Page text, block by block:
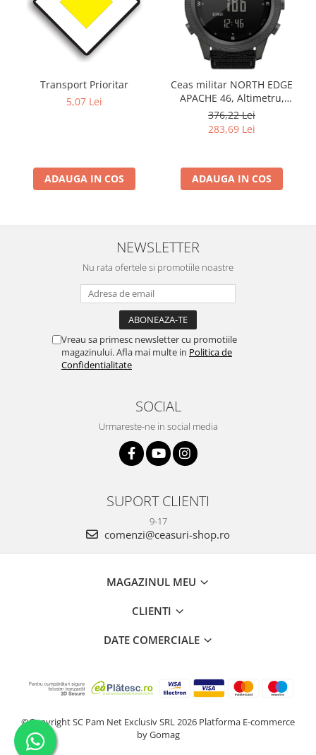
Transport Prioritar
5,07 Lei
ADAUGA IN COS
Ceas militar NORTH EDGE
APACHE 46, Altimetru,
Barometru, Cronometru,
Termometru, Pedometru,
Busola
376,22 Lei
283,69 Lei
ADAUGA IN COS
NEWSLETTER
Nu rata ofertele si promotiile noastre
Vreau sa primesc newsletter cu promotiile
magazinului. Afla mai multe in Politica de
Confidentialitate
SOCIAL
Urmareste-ne in social media
SUPORT CLIENTI
9-17
comenzi@ceasuri-shop.ro
MAGAZINUL MEU
CLIENTI
DATE COMERCIALE
©Copyright SC Pam Net Exclusiv SRL 2026 Platforma E-commerce
by Gomag